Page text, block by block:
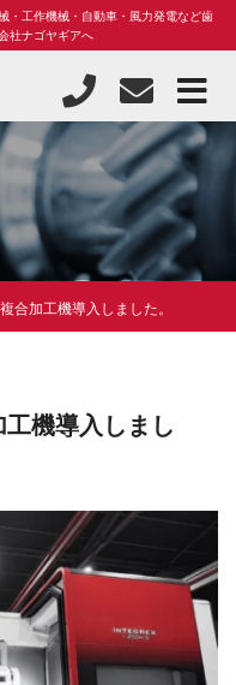
・工作機械・自動車・風力発電など歯
社ナゴヤギアへ
加工機導入しました。
機導入しまし